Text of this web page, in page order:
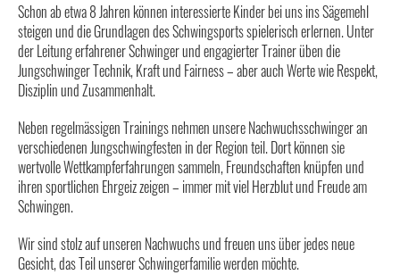
Schon ab etwa 8 Jahren können interessierte Kinder bei uns ins Sägemehl
steigen und die Grundlagen des Schwingsports spielerisch erlernen. Unter
der Leitung erfahrener Schwinger und engagierter Trainer üben die
Jungschwinger Technik, Kraft und Fairness – aber auch Werte wie Respekt,
Disziplin und Zusammenhalt.
Neben regelmässigen Trainings nehmen unsere Nachwuchsschwinger an
verschiedenen Jungschwingfesten in der Region teil. Dort können sie
wertvolle Wettkampferfahrungen sammeln, Freundschaften knüpfen und
ihren sportlichen Ehrgeiz zeigen – immer mit viel Herzblut und Freude am
Schwingen.
Wir sind stolz auf unseren Nachwuchs und freuen uns über jedes neue
Gesicht, das Teil unserer Schwingerfamilie werden möchte.